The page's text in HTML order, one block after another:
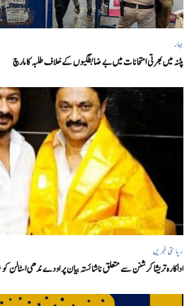
بہار
پٹنہ میں بھرتی امتحانات میں بے ضابطگیوں کے خلاف طلبہ کا مارچ
ریاستی خبریں
اداکارہ تریشا کرشنن سے متعلق ناشائستہ بیان پر اودے ندھی اسٹالن کو